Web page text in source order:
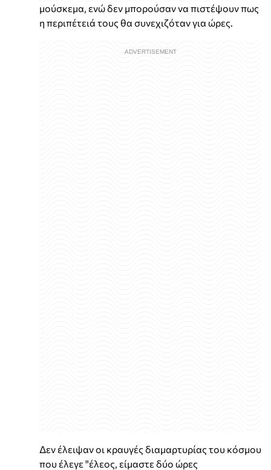
μούσκεμα, ενώ δεν μπορούσαν να πιστέψουν πως
η περιπέτειά τους θα συνεχιζόταν για ώρες.
Δεν έλειψαν οι κραυγές διαμαρτυρίας του κόσμου
που έλεγε "έλεος, είμαστε δύο ώρες